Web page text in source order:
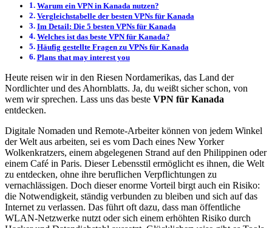
Warum ein VPN in Kanada nutzen?
Vergleichstabelle der besten VPNs für Kanada
Im Detail: Die 5 besten VPNs für Kanada
Welches ist das beste VPN für Kanada?
Häufig gestellte Fragen zu VPNs für Kanada
Plans that may interest you
Heute reisen wir in den Riesen Nordamerikas, das Land der
Nordlichter und des Ahornblatts. Ja, du weißt sicher schon, von
wem wir sprechen. Lass uns das beste VPN für Kanada
entdecken.
Digitale Nomaden und Remote-Arbeiter können von jedem Winkel
der Welt aus arbeiten, sei es vom Dach eines New Yorker
Wolkenkratzers, einem abgelegenen Strand auf den Philippinen oder
einem Café in Paris. Dieser Lebensstil ermöglicht es ihnen, die Welt
zu entdecken, ohne ihre beruflichen Verpflichtungen zu
vernachlässigen. Doch dieser enorme Vorteil birgt auch ein Risiko:
die Notwendigkeit, ständig verbunden zu bleiben und sich auf das
Internet zu verlassen. Das führt oft dazu, dass man öffentliche
WLAN-Netzwerke nutzt oder sich einem erhöhten Risiko durch